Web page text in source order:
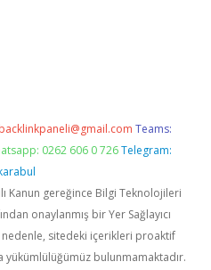
backlinkpaneli@gmail.com Teams:
0262 606 0 726 Telegram:
Kanun gereğince Bilgi Teknolojileri
onaylanmış bir Yer Sağlayıcı
sitedeki içerikleri proaktif
bulunmamaktadır.